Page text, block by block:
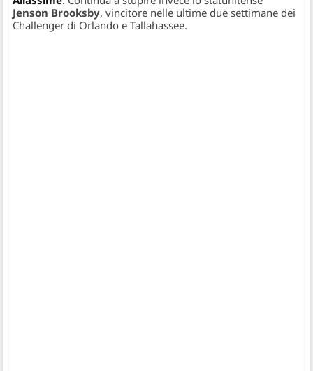
Jenson Brooksby, vincitore nelle ultime due settimane dei
Challenger di Orlando e Tallahassee.